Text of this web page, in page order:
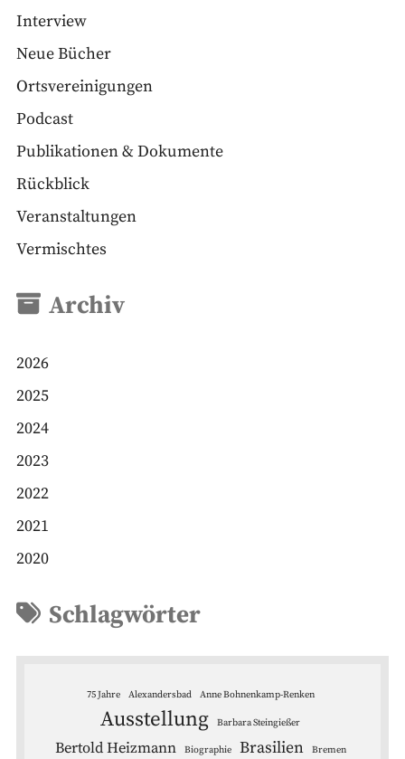
Interview
Neue Bücher
Ortsvereinigungen
Podcast
Publikationen & Dokumente
Rückblick
Veranstaltungen
Vermischtes
Archiv
2026
2025
2024
2023
2022
2021
2020
Schlagwörter
75 Jahre Alexandersbad Anne Bohnenkamp-Renken
Ausstellung Barbara Steingießer
Bertold Heizmann Biographie Brasilien Bremen